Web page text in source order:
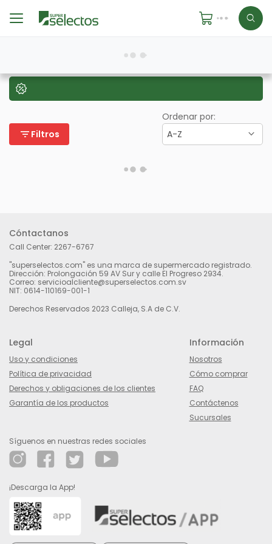
filter_list Filtros
Ordenar por:
A-Z
Cóntactanos
Call Center: 2267-6767
"superselectos.com" es una marca de supermercado registrado.
Dirección: Prolongación 59 AV Sur y calle El Progreso 2934.
Correo: servicioalcliente@superselectos.com.sv
NIT: 0614-110169-001-1
Derechos Reservados 2023 Calleja, S.A de C.V.
Legal
Uso y condiciones
Política de privacidad
Derechos y obligaciones de los clientes
Garantía de los productos
Información
Nosotros
Cómo comprar
FAQ
Contáctenos
Sucursales
Síguenos en nuestras redes sociales
¡Descarga la App!